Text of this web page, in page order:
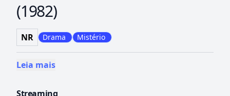
(1982)
NR Drama Mistério
Leia mais
Streaming